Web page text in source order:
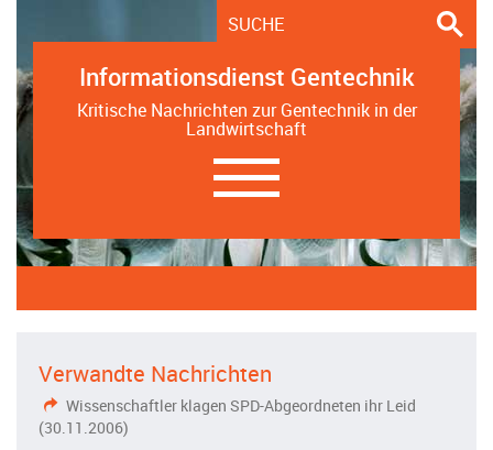
Informationsdienst Gentechnik
Kritische Nachrichten zur Gentechnik in der
Landwirtschaft
Navigation
ein-/ausblenden
Verwandte Nachrichten
Wissenschaftler klagen SPD-Abgeordneten ihr Leid
(30.11.2006)